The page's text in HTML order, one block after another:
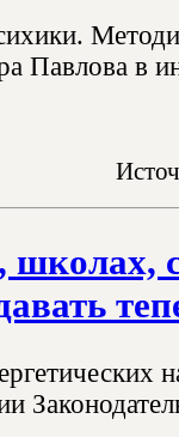
Павлова в
школах,